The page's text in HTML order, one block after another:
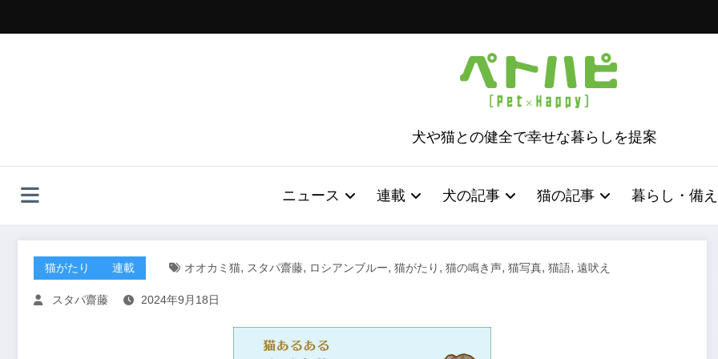
ッ
犬や猫との健全で幸せな暮らしを提案
ニュース 連載 犬の記事 猫の記事 暮らし・備え
猫がたり 連載 オオカミ猫, スタパ齋藤, ロシアンブルー, 猫がたり , 猫の鳴き声, 猫写真, 猫語, 遠吠え
スタパ齋藤 2024年9月18日